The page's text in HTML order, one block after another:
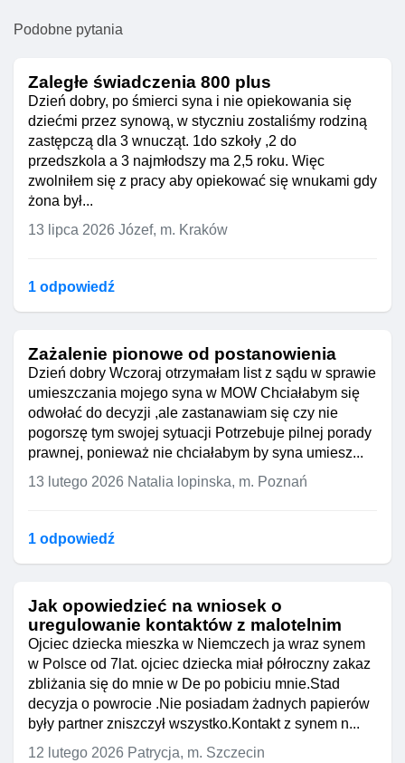
Podobne pytania
Zaległe świadczenia 800 plus
Dzień dobry, po śmierci syna i nie opiekowania się
dziećmi przez synową, w styczniu zostaliśmy rodziną
zastępczą dla 3 wnucząt. 1do szkoły ,2 do
przedszkola a 3 najmłodszy ma 2,5 roku. Więc
zwolniłem się z pracy aby opiekować się wnukami gdy
żona był...
13 lipca 2026 Józef, m. Kraków
1 odpowiedź
Zażalenie pionowe od postanowienia
Dzień dobry Wczoraj otrzymałam list z sądu w sprawie
umieszczania mojego syna w MOW Chciałabym się
odwołać do decyzji ,ale zastanawiam się czy nie
pogorszę tym swojej sytuacji Potrzebuje pilnej porady
prawnej, ponieważ nie chciałabym by syna umiesz...
13 lutego 2026 Natalia lopinska, m. Poznań
1 odpowiedź
Jak opowiedzieć na wniosek o
uregulowanie kontaktów z malotelnim
Ojciec dziecka mieszka w Niemczech ja wraz synem
w Polsce od 7lat. ojciec dziecka miał półroczny zakaz
zbliżania się do mnie w De po pobiciu mnie.Stad
decyzja o powrocie .Nie posiadam żadnych papierów
były partner zniszczył wszystko.Kontakt z synem n...
12 lutego 2026 Patrycja, m. Szczecin